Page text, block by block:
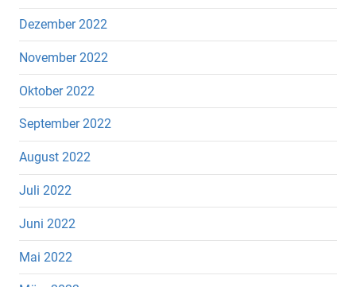
Dezember 2022
November 2022
Oktober 2022
September 2022
August 2022
Juli 2022
Juni 2022
Mai 2022